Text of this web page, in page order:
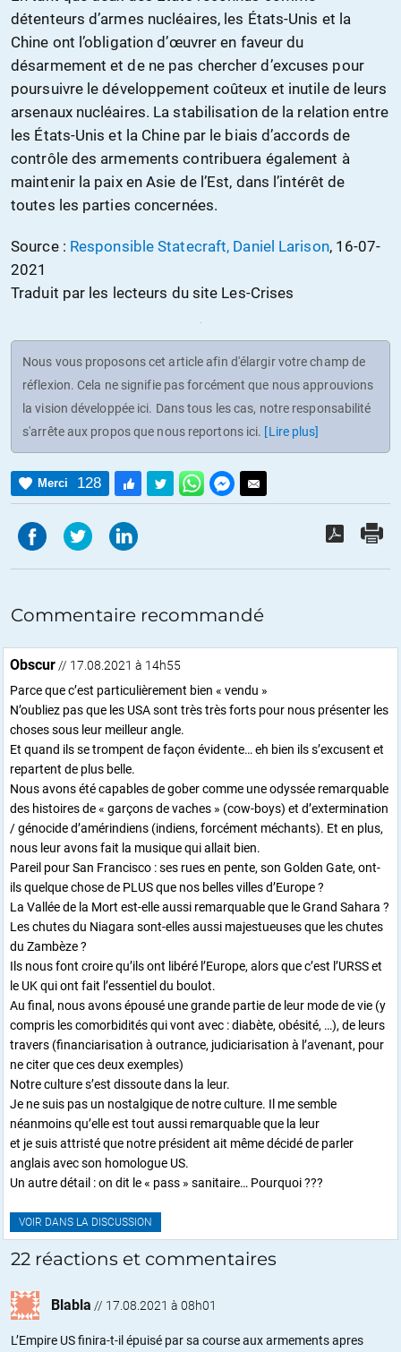
détenteurs d’armes nucléaires, les États-Unis et la
Chine ont l’obligation d’œuvrer en faveur du
désarmement et de ne pas chercher d’excuses pour
poursuivre le développement coûteux et inutile de leurs
arsenaux nucléaires. La stabilisation de la relation entre
les États-Unis et la Chine par le biais d’accords de
contrôle des armements contribuera également à
maintenir la paix en Asie de l’Est, dans l’intérêt de
toutes les parties concernées.
Source : Responsible Statecraft, Daniel Larison, 16-07-
2021
Traduit par les lecteurs du site Les-Crises
Nous vous proposons cet article afin d'élargir votre champ de
réflexion. Cela ne signifie pas forcément que nous approuvions
la vision développée ici. Dans tous les cas, notre responsabilité
s'arrête aux propos que nous reportons ici. [Lire plus]
Merci 128
Commentaire recommandé
Obscur // 17.08.2021 à 14h55
Parce que c’est particulièrement bien « vendu »
N’oubliez pas que les USA sont très très forts pour nous présenter les
choses sous leur meilleur angle.
Et quand ils se trompent de façon évidente… eh bien ils s’excusent et
repartent de plus belle.
Nous avons été capables de gober comme une odyssée remarquable
des histoires de « garçons de vaches » (cow-boys) et d’extermination
/ génocide d’amérindiens (indiens, forcément méchants). Et en plus,
nous leur avons fait la musique qui allait bien.
Pareil pour San Francisco : ses rues en pente, son Golden Gate, ont-
ils quelque chose de PLUS que nos belles villes d’Europe ?
La Vallée de la Mort est-elle aussi remarquable que le Grand Sahara ?
Les chutes du Niagara sont-elles aussi majestueuses que les chutes
du Zambèze ?
Ils nous font croire qu’ils ont libéré l’Europe, alors que c’est l’URSS et
le UK qui ont fait l’essentiel du boulot.
Au final, nous avons épousé une grande partie de leur mode de vie (y
compris les comorbidités qui vont avec : diabète, obésité, …), de leurs
travers (financiarisation à outrance, judiciarisation à l’avenant, pour
ne citer que ces deux exemples)
Notre culture s’est dissoute dans la leur.
Je ne suis pas un nostalgique de notre culture. Il me semble
néanmoins qu’elle est tout aussi remarquable que la leur
et je suis attristé que notre président ait même décidé de parler
anglais avec son homologue US.
Un autre détail : on dit le « pass » sanitaire… Pourquoi ???
VOIR DANS LA DISCUSSION
22 réactions et commentaires
Blabla // 17.08.2021 à 08h01
L’Empire US finira-t-il épuisé par sa course aux armements apres